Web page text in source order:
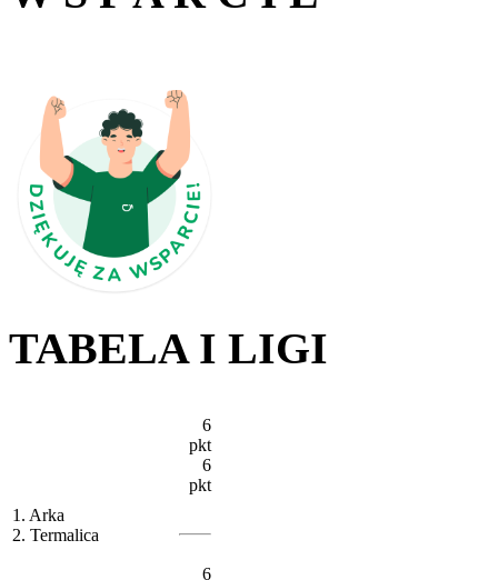
TABELA I LIGI
1. Arka
2. Termalica
6
pkt
6
pkt
6